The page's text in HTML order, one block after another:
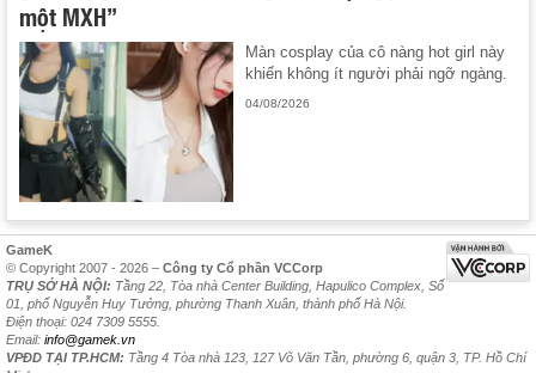
một MXH”
Màn cosplay của cô nàng hot girl này
khiến không ít người phải ngỡ ngàng.
04/08/2026
GameK
© Copyright 2007 - 2026 – Công ty Cổ phần VCCorp
TRỤ SỞ HÀ NỘI: Tầng 22, Tòa nhà Center Building, Hapulico Complex, Số
01, phố Nguyễn Huy Tưởng, phường Thanh Xuân, thành phố Hà Nội.
Điện thoại: 024 7309 5555.
Email: info@gamek.vn
VPĐD TẠI TP.HCM: Tầng 4 Tòa nhà 123, 127 Võ Văn Tần, phường 6, quận 3, TP. Hồ Chí